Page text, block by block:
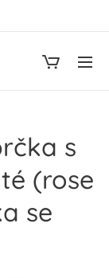
s
(rose
se